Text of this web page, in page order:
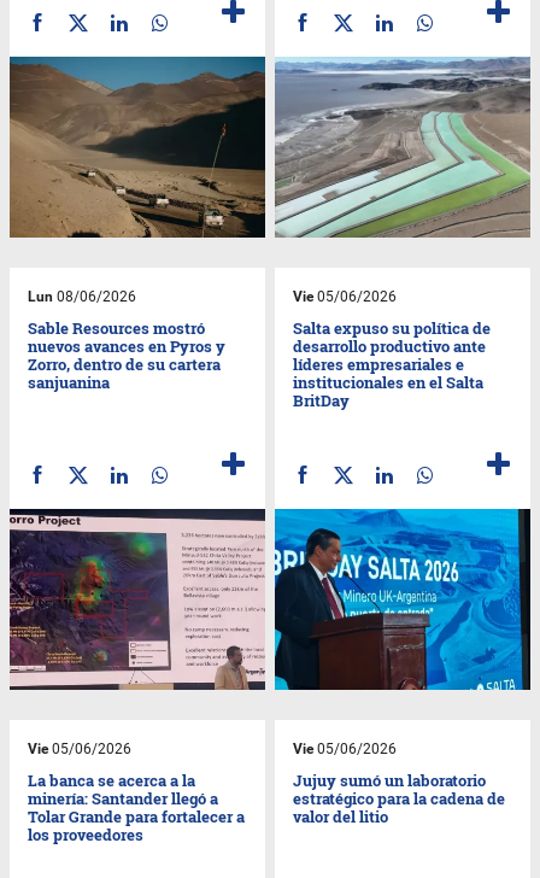
Lun 08/06/2026
Sable Resources mostró
nuevos avances en Pyros y
Zorro, dentro de su cartera
sanjuanina
Vie05/06/2026
Salta expuso su política de
desarrollo productivo ante
líderes empresariales e
institucionales en el Salta
BritDay
Vie05/06/2026
La banca se acerca a la
minería: Santander llegó a
Tolar Grande para fortalecer a
los proveedores
Vie05/06/2026
Jujuy sumó un laboratorio
estratégico para la cadena de
valor del litio